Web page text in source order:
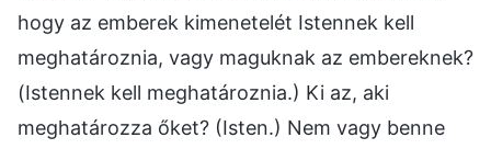
hogy az emberek kimenetelét Istennek kell
meghatároznia, vagy maguknak az embereknek?
(Istennek kell meghatároznia.) Ki az, aki
meghatározza őket? (Isten.) Nem vagy benne